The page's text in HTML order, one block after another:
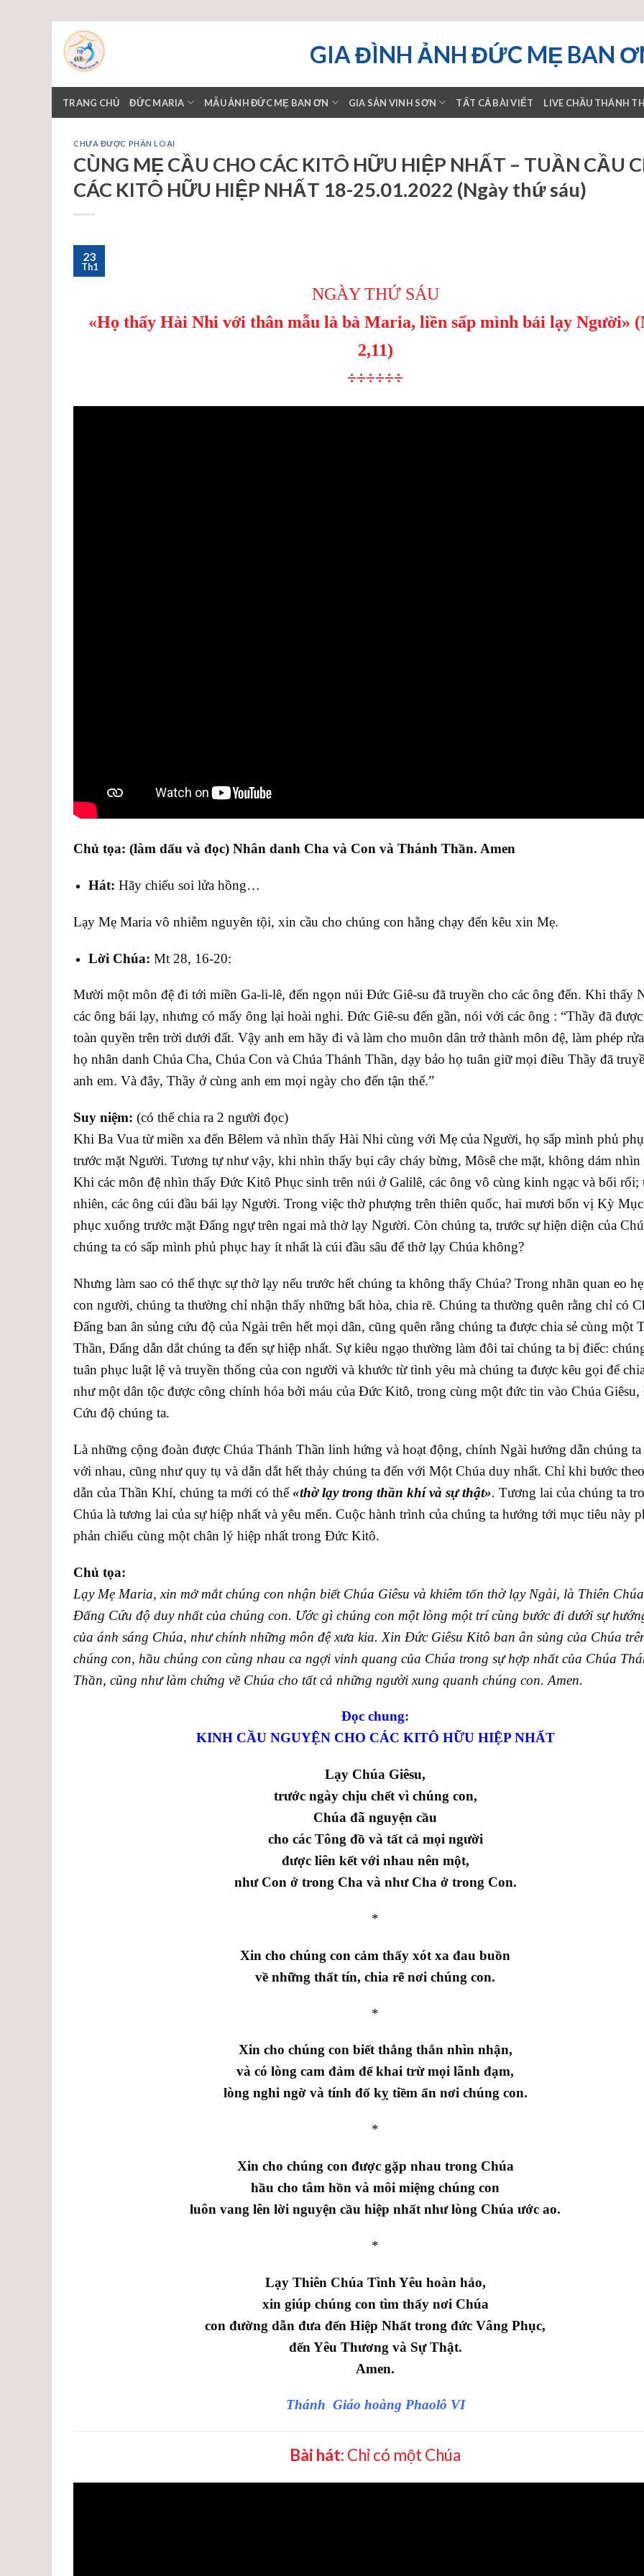
content
GIA ĐÌNH ẢNH ĐỨC MẸ BAN
TRANG CHỦ ĐỨC MARIA MẪU ẢNH ĐỨC MẸ BAN ƠN GIA SẢN VINH SƠN TẤT CẢ BÀI VIẾT LIVE CHẦU THÁNH
CHƯA ĐƯỢC PHÂN LOẠI
CÙNG MẸ CẦU CHO CÁC KITÔ HỮU HIỆP NHẤT – TUẦN CẦU
CÁC KITÔ HỮU HIỆP NHẤT 18-25.01.2022 (Ngày thứ sáu)
23
Th1
NGÀY THỨ SÁU
«Họ thấy Hài Nhi với thân mẫu là bà Maria, liền sấp mình bái lạy Người»
2,11)
÷÷÷÷÷÷
Chủ tọa: (làm dấu và đọc) Nhân danh Cha và Con và Thánh Thần. Amen
Hát: Hãy chiếu soi lửa hồng…
Lạy Mẹ Maria vô nhiễm nguyên tội, xin cầu cho chúng con hằng chạy đến kêu xin Mẹ.
Lời Chúa: Mt 28, 16-20:
Mười một môn đệ đi tới miền Ga-li-lê, đến ngọn núi Đức Giê-su đã truyền cho các ông đến. Khi thấy
các ông bái lạy, nhưng có mấy ông lại hoài nghi. Đức Giê-su đến gần, nói với các ông : “Thầy đã được
toàn quyền trên trời dưới đất. Vậy anh em hãy đi và làm cho muôn dân trở thành môn đệ, làm phép
họ nhân danh Chúa Cha, Chúa Con và Chúa Thánh Thần, dạy bảo họ tuân giữ mọi điều Thầy đã
anh em. Và đây, Thầy ở cùng anh em mọi ngày cho đến tận thế.”
Suy niệm: (có thể chia ra 2 người đọc)
Khi Ba Vua từ miền xa đến Bêlem và nhìn thấy Hài Nhi cùng với Mẹ của Người, họ sấp mình phủ
trước mặt Người. Tương tự như vậy, khi nhìn thấy bụi cây cháy bừng, Môsê che mặt, không dám nhìn
Khi các môn đệ nhìn thấy Đức Kitô Phục sinh trên núi ở Galilê, các ông vô cùng kinh ngạc và bối rối;
nhiên, các ông cúi đầu bái lạy Người. Trong việc thờ phượng trên thiên quốc, hai mươi bốn vị Kỳ
phục xuống trước mặt Ðấng ngự trên ngai mà thờ lạy Người. Còn chúng ta, trước sự hiện diện của
chúng ta có sấp mình phủ phục hay ít nhất là cúi đầu sâu để thờ lạy Chúa không?
Nhưng làm sao có thể thực sự thờ lạy nếu trước hết chúng ta không thấy Chúa? Trong nhãn quan eo
con người, chúng ta thường chỉ nhận thấy những bất hòa, chia rẽ. Chúng ta thường quên rằng chỉ có
Đấng ban ân sủng cứu độ của Ngài trên hết mọi dân, cũng quên rằng chúng ta được chia sẻ cùng một
Thần, Đấng dẫn dắt chúng ta đến sự hiệp nhất. Sự kiêu ngạo thường làm đôi tai chúng ta bị điếc:
tuân phục luật lệ và truyền thống của con người và khước từ tình yêu mà chúng ta được kêu gọi để
như một dân tộc được công chính hóa bởi máu của Đức Kitô, trong cùng một đức tin vào Chúa Giêsu,
Cứu độ chúng ta.
Là những cộng đoàn được Chúa Thánh Thần linh hứng và hoạt động, chính Ngài hướng dẫn chúng ta
với nhau, cũng như quy tụ và dẫn dắt hết thảy chúng ta đến với Một Chúa duy nhất. Chỉ khi bước
dẫn của Thần Khí, chúng ta mới có thể«thờ lạy trong thần khí và sự thật». Tương lai của chúng ta
Chúa là tương lai của sự hiệp nhất và yêu mến. Cuộc hành trình của chúng ta hướng tới mục tiêu này
phản chiếu cùng một chân lý hiệp nhất trong Đức Kitô.
Chủ tọa:
Lạy Mẹ Maria, xin mở mắt chúng con nhận biết Chúa Giêsu và khiêm tốn thờ lạy Ngài, là Thiên
Đấng Cứu độ duy nhất của chúng con. Ước gì chúng con một lòng một trí cùng bước đi dưới sự
của ánh sáng Chúa, như chính những môn đệ xưa kia. Xin Đức Giêsu Kitô ban ân sủng của Chúa
chúng con, hầu chúng con cùng nhau ca ngợi vinh quang của Chúa trong sự hợp nhất của Chúa
Thần, cũng như làm chứng về Chúa cho tất cả những người xung quanh chúng con. Amen.
Đọc chung:
KINH CẦU NGUYỆN CHO CÁC KITÔ HỮU HIỆP NHẤT
Lạy Chúa Giêsu,
trước ngày chịu chết vì chúng con,
Chúa đã nguyện cầu
cho các Tông đồ và tất cả mọi người
được liên kết với nhau nên một,
như Con ở trong Cha và như Cha ở trong Con.
*
Xin cho chúng con cảm thấy xót xa đau buồn
về những thất tín, chia rẽ nơi chúng con.
*
Xin cho chúng con biết thẳng thắn nhìn nhận,
và có lòng cam đảm để khai trừ mọi lãnh đạm,
lòng nghi ngờ và tính đố kỵ tiềm ẩn nơi chúng con.
*
Xin cho chúng con được gặp nhau trong Chúa
hầu cho tâm hồn và môi miệng chúng con
luôn vang lên lời nguyện cầu hiệp nhất như lòng Chúa ước ao.
*
Lạy Thiên Chúa Tình Yêu hoàn hảo,
xin giúp chúng con tìm thấy nơi Chúa
con đường dẫn đưa đến Hiệp Nhất trong đức Vâng Phục,
đến Yêu Thương và Sự Thật.
Amen.
Thánh Giáo hoàng Phaolô VI
Bài hát: Chỉ có một Chúa